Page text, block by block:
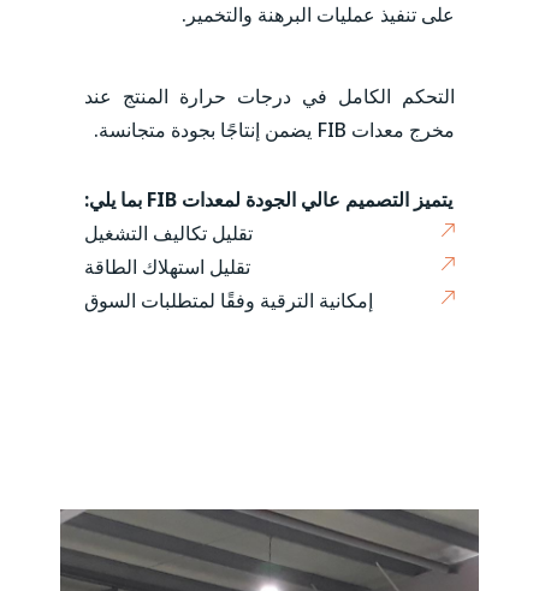
على تنفيذ عمليات البرهنة والتخمير.
التحكم الكامل في درجات حرارة المنتج عند
مخرج معدات FIB يضمن إنتاجًا بجودة متجانسة.
يتميز التصميم عالي الجودة لمعدات FIB بما يلي:
تقليل تكاليف التشغيل
تقليل استهلاك الطاقة
إمكانية الترقية وفقًا لمتطلبات السوق